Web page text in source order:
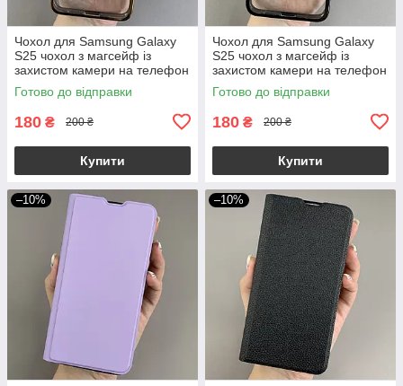
Чохол для Samsung Galaxy
S25 чохол з магсейф із
захистом камери на телефон
самсунг с25 золотий h3b
Готово до відправки
180 ₴ 200 ₴
Купити
Чохол для Samsung Galaxy
S25 чохол з магсейф із
захистом камери на телефон
самсунг с25 чорний h3b
Готово до відправки
180 ₴ 200 ₴
Купити
–10% –10%